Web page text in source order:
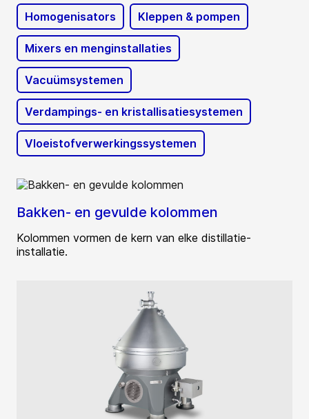
Homogenisators Kleppen & pompen
Mixers en menginstallaties
Vacuümsystemen
Verdampings- en kristallisatiesystemen
Vloeistofverwerkingssystemen
Bakken- en gevulde kolommen
Kolommen vormen de kern van elke distillatie-
installatie.